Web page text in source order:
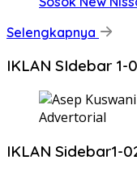
Selengkapnya
IKLAN SIdebar 1-
Advertorial
IKLAN Sidebar1-